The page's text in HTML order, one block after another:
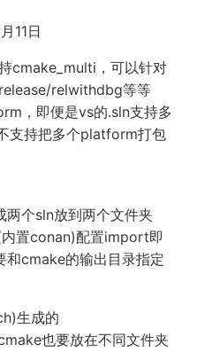
11日
cmake_multi，可以针对
relwithdbg等等
，即便是vs的.sln支持多
支持把多个platform打包
个sln放到两个文件夹
置conan)配置import即
和cmake的输出目录指定
生成的
也要放在不同文件夹